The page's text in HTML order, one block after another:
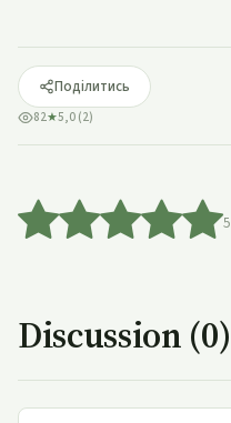
Поділитись
82★5,0 (2)
5
Discussion (0)